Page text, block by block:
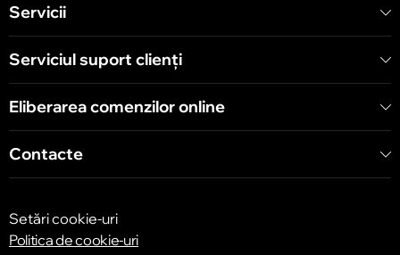
Chișinău
str. Arborilor 21, CC «Shopping MallDova»
Servicii
Serviciul suport clienţi
Eliberarea comenzilor online
Contacte
Setări cookie-uri
Politica de cookie-uri